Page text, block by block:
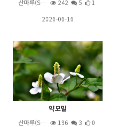
산마루(S… 242 5
1
2026-06-16
약모밀
산마루(S… 196 3
0